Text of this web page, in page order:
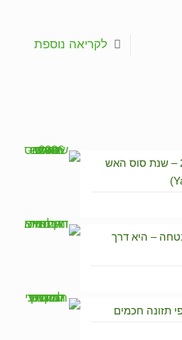
לקריאה נוספת
ראש השנה הסיני 2026 – שנת סוס האש
– היא דרך
תזונה חכמים